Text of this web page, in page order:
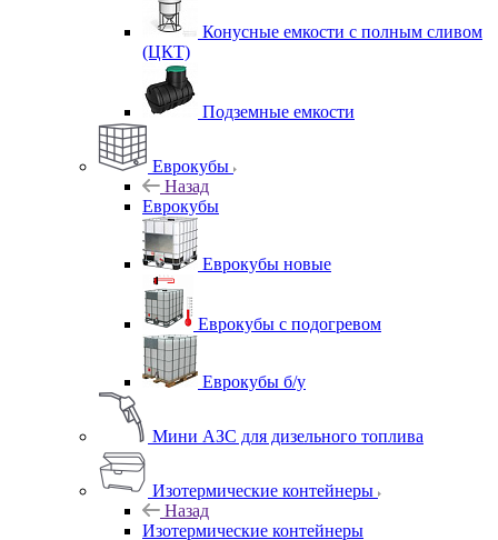
Конусные емкости с полным сливом
(ЦКТ)
Подземные емкости
Еврокубы
Назад
Еврокубы
Еврокубы новые
Еврокубы с подогревом
Еврокубы б/у
Мини АЗС для дизельного топлива
Изотермические контейнеры
Назад
Изотермические контейнеры